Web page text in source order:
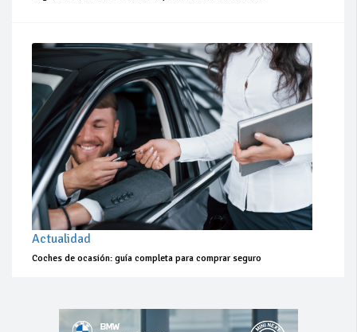
Actualidad
Coches de ocasión: guía completa para comprar seguro